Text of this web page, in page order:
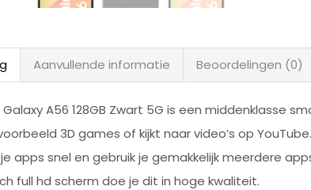
Aanvullende informatie Beoordelingen (0)
Galaxy A56 128GB Zwart 5G is een middenklasse
3D games of kijkt naar video’s op YouTube.
apps snel en gebruik je gemakkelijk meerdere
full hd scherm doe je dit in hoge kwaliteit.